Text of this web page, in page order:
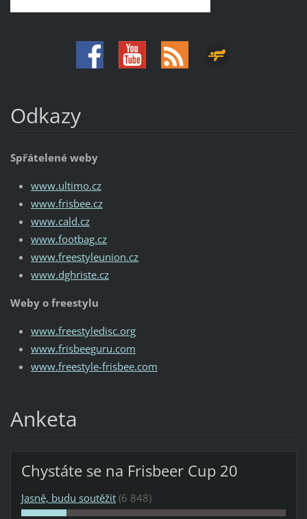
Odkazy
Spřátelené weby
www.ultimo.cz
www.frisbee.cz
www.cald.cz
www.footbag.cz
www.freestyleunion.cz
www.dghriste.cz
Weby o freestylu
www.freestyledisc.org
www.frisbeeguru.com
www.freestyle-frisbee.com
Anketa
Chystáte se na Frisbeer Cup 20
Jasně, budu soutěžit (6 848)